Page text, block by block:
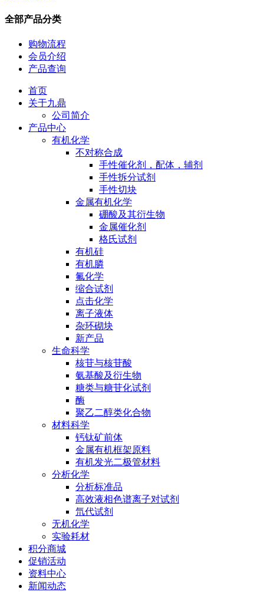
全部产品分类
购物流程
会员介绍
产品查询
首页
关于九鼎
公司简介
产品中心
有机化学
不对称合成
手性催化剂，配体，辅剂
手性拆分试剂
手性切块
金属有机化学
硼酸及其衍生物
金属催化剂
格氏试剂
有机硅
有机膦
氟化学
缩合试剂
点击化学
离子液体
杂环砌块
新产品
生命科学
核苷与核苷酸
氨基酸及衍生物
糖类与糖苷化试剂
酶
聚乙二醇类化合物
材料科学
钙钛矿前体
金属有机框架原料
有机发光二极管材料
分析化学
分析标准品
高效液相色谱离子对试剂
氘代试剂
无机化学
实验耗材
积分商城
促销活动
资料中心
新闻动态